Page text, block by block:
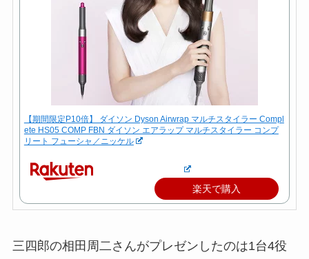
【期間限定P10倍】 ダイソン Dyson Airwrap マルチスタイラー Compl
ete HS05 COMP FBN ダイソン エアラップ マルチスタイラー コンプ
リート フューシャ／ニッケル
楽天で購入
三四郎の相田周二さんがプレゼンしたのは1台4役